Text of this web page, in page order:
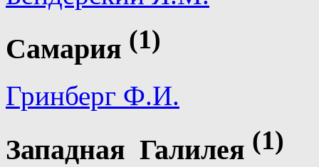
Самария (1)
Гринберг Ф.И.
Западная Галилея (1)